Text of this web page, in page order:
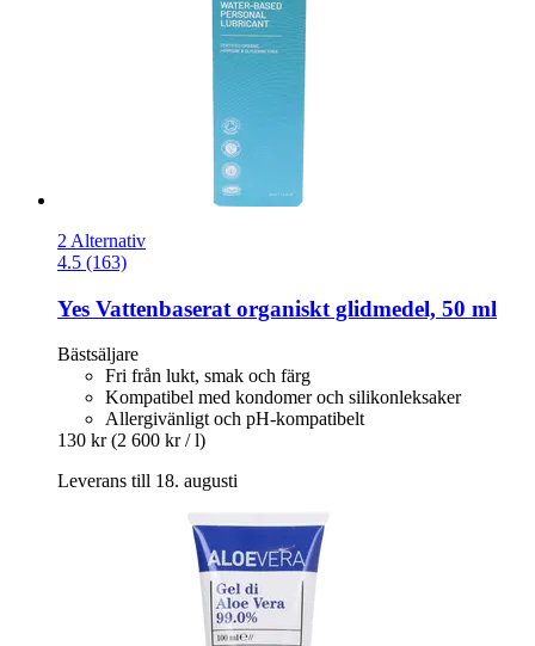
2 Alternativ
4.5 (163)
Yes Vattenbaserat organiskt glidmedel, 50 ml
Bästsäljare
Fri från lukt, smak och färg
Kompatibel med kondomer och silikonleksaker
Allergivänligt och pH-kompatibelt
130 kr (2 600 kr / l)
Leverans till 18. augusti